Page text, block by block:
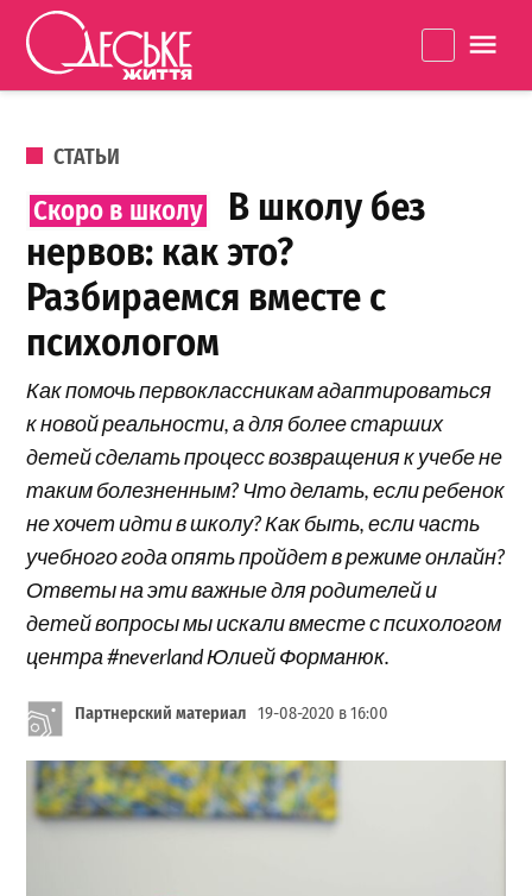
Перейти к содержанию
життя
ОПУБЛИКОВАНО В
СТАТЬИ
В школу без
нервов: как это?
Разбираемся вместе с
психологом
Как помочь первоклассникам адаптироваться
к новой реальности, а для более старших
детей сделать процесс возвращения к учебе не
таким болезненным? Что делать, если ребенок
не хочет идти в школу? Как быть, если часть
учебного года опять пройдет в режиме онлайн?
Ответы на эти важные для родителей и
детей вопросы мы искали вместе с психологом
центра #neverland Юлией Форманюк.
Партнерский материал 19-08-2020 в 16:00